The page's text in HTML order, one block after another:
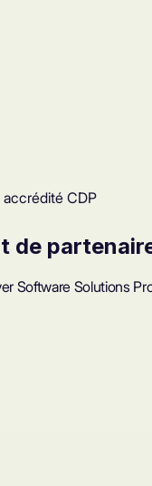
CDP
Software Solutions